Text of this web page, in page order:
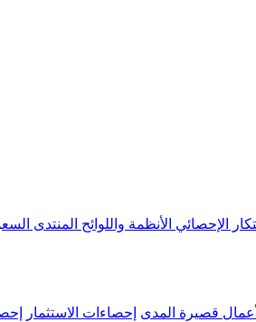
الإحصائي الأنظمة واللوائح المنتدى
قصيرة المدى إحصاءات الاستثمار